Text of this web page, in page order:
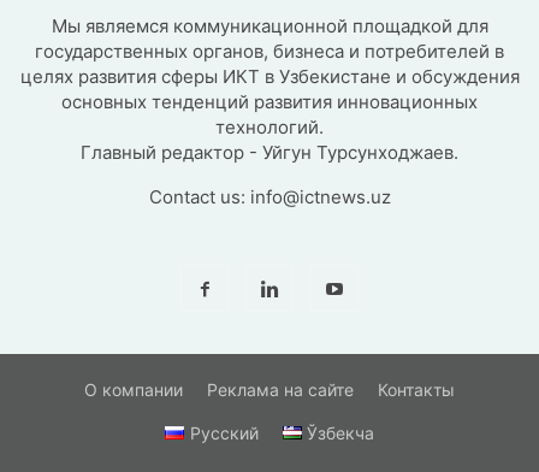
Мы являемся коммуникационной площадкой для
государственных органов, бизнеса и потребителей в
целях развития сферы ИКТ в Узбекистане и обсуждения
основных тенденций развития инновационных
технологий.
Главный редактор - Уйгун Турсунходжаев.
Contact us: info@ictnews.uz
О компании Реклама на сайте Контакты
Русский Ўзбекча